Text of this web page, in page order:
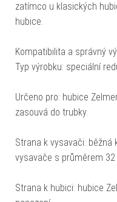
zatímco u klasických
hubice.
Kompatibilita a správný
Typ výrobku: speciální
Určeno pro: hubice
zasouvá do trubky.
Strana k vysavači: běžná
vysavače s průměrem 32
Strana k hubici: hubice